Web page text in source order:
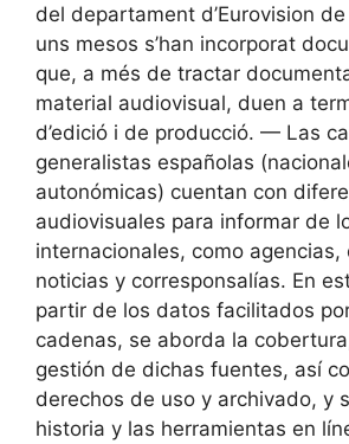
del departament d’Eurovision
uns mesos s’han incorporat
que, a més de tractar
material audiovisual, duen a
d’edició i de producció. — Las
generalistas españolas
autonómicas) cuentan con
audiovisuales para informar de
internacionales, como agencias,
noticias y corresponsalías. En
partir de los datos facilitados
cadenas, se aborda la
gestión de dichas fuentes, así
derechos de uso y archivado, y
historia y las herramientas en